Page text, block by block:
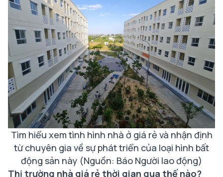
Tìm hiểu xem tình hình nhà ở giá rẻ và nhận định
từ chuyên gia về sự phát triển của loại hình bất
động sản này (Nguồn: Báo Người lao động)
Thị trường nhà giá rẻ thời gian qua thế nào?